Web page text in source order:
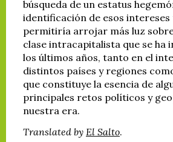
búsqueda de un estatus
identificación de esos intereses
permitiría arrojar más luz
clase intracapitalista que se ha
los últimos años, tanto en el
distintos países y regiones
que constituye la esencia de
principales retos políticos y
nuestra era.
Translated by El Salto.